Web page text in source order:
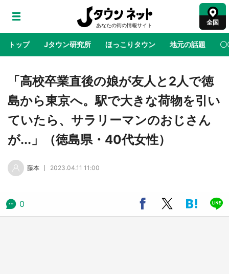
全国
トップ Jタウン研究所 ほっこりタウン 地元の話題 〇
地域×二次元 絶景 あの時はありがとう 物語がはじ
ラプラス・ダークネスが栃木県を征服！？ 県
公式プロモ動画で「聖地」が生産されてます
【7／31～1／31】
む 六本木ヒルズ展望台でコラボ、本邦初公開
日向翔陽＆影山飛雄が笹かまを食べる！ アニ
メ『ハイキュー！！』×老舗「鐘崎」コラボで
「高校卒業直後の娘が友人と2人で徳
島から東京へ。駅で大きな荷物を引い
ていたら、サラリーマンのおじさん
が...」（徳島県・40代女性）
藤本 2023.04.11 11:00
0